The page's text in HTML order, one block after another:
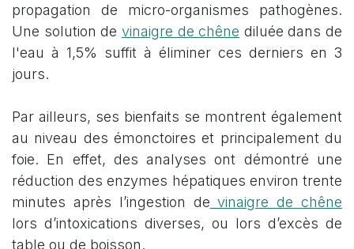
propagation de micro-organismes pathogènes.
Une solution de vinaigre de chêne diluée dans de
l'eau à 1,5% suffit à éliminer ces derniers en 3
jours.
Par ailleurs, ses bienfaits se montrent également
au niveau des émonctoires et principalement du
foie. En effet, des analyses ont démontré une
réduction des enzymes hépatiques environ trente
minutes après l’ingestion de vinaigre de chêne
lors d’intoxications diverses, ou lors d’excès de
table ou de boisson.